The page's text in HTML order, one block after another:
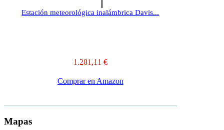
Estación meteorológica inalámbrica Davis...
1.281,11 €
Comprar en Amazon
Mapas